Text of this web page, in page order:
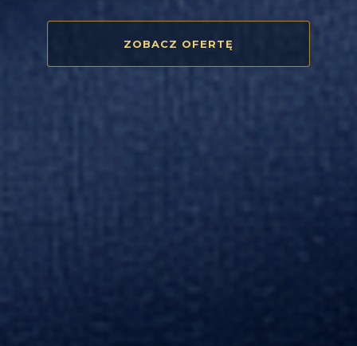
ZOBACZ OFERTĘ